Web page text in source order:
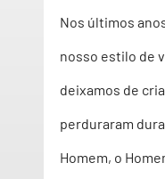
Nos últimos
nosso estilo de
deixamos de
perduraram
Homem, o